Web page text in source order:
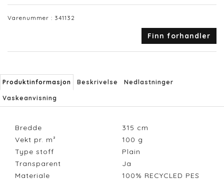
Varenummer : 341132
Finn forhandler
Produktinformasjon Beskrivelse Nedlastninger
Vaskeanvisning
Bredde 315 cm
Vekt pr. m²
100 g
Type stoff
Plain
Transparent
Ja
Materiale
100% RECYCLED PES